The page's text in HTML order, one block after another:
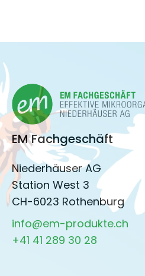
EM Fachgeschäft
Niederhäuser AG
Station West 3
CH-6023 Rothenburg
info@em-produkte.ch
+41 41 289 30 28